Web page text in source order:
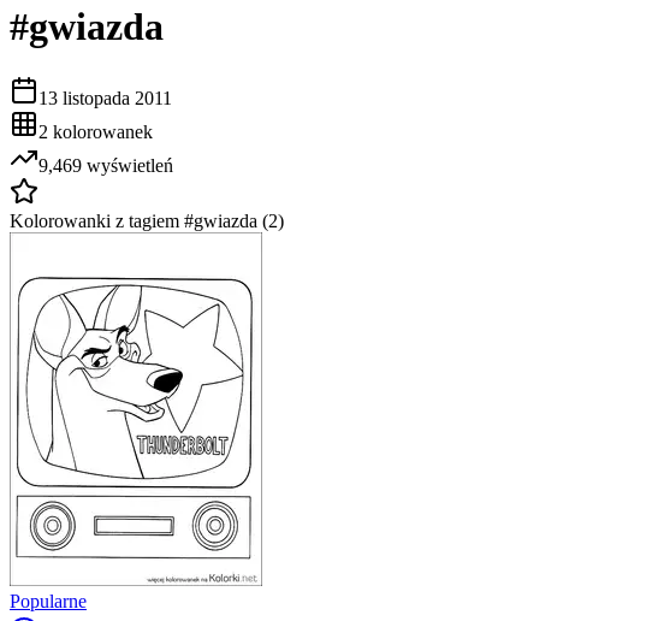
#gwiazda
13 listopada 2011
2 kolorowanek
9,469 wyświetleń
Kolorowanki z tagiem #gwiazda (2)
Popularne